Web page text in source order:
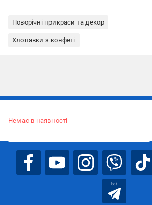
Новорічні прикраси та декор
Хлопавки з конфеті
Немає в наявності
bot